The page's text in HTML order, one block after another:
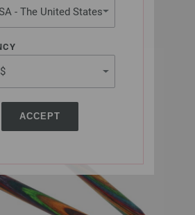
- The United States
ACCEPT